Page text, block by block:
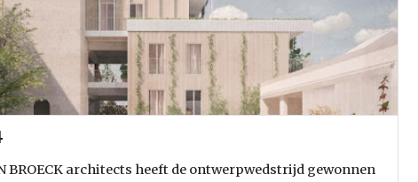
BROECK architects heeft de ontwerpwedstrijd gewonnen